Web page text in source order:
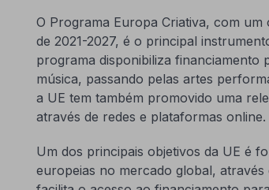
O Programa Europa Criativa, com
de 2021-2027, é o principal
programa disponibiliza financiamento
música, passando pelas artes
a UE tem também promovido uma
através de redes e plataformas online.
Um dos principais objetivos da UE é
europeias no mercado global,